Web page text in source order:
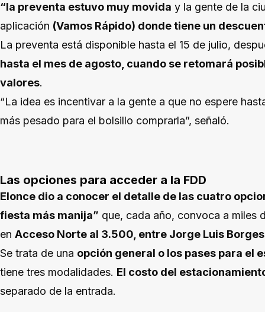
“la preventa estuvo muy movida y la gente de la
aplicación (Vamos Rápido) donde tiene un
La preventa está disponible hasta el 15 de julio,
hasta el mes de agosto, cuando se retomará
valores.
“La idea es incentivar a la gente a que no espere
más pesado para el bolsillo comprarla”, señaló.
Las opciones para acceder a la FDD
Elonce dio a conocer el detalle de las cuatro
fiesta más manija” que, cada año, convoca a miles
en Acceso Norte al 3.500, entre Jorge Luis
Se trata de una opción general o los pases para el
tiene tres modalidades. El costo del
separado de la entrada.